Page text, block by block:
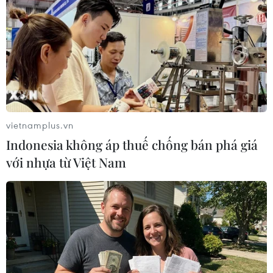
gì liên quan đến vụ phóng thử tên lửa mới nhất. Trước
đây, Bình Nhưỡng sẽ nhanh chóng "khoe" về các cuộc
thử nghiệm vũ khí lớn.
vietnamplus.vn
Indonesia không áp thuế chống bán phá giá
với nhựa từ Việt Nam